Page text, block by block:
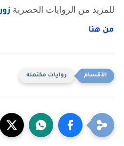
للمزيد من الروايات الحصرية
من هنا
روايات مكتمله